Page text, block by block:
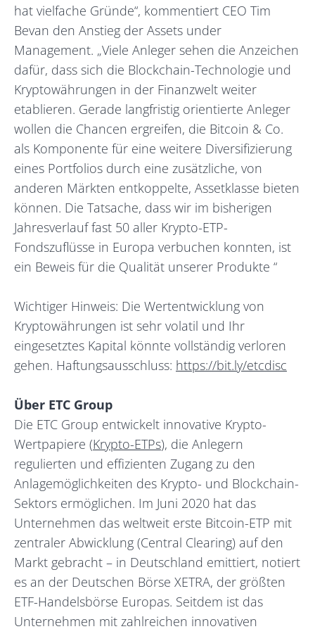
hat vielfache Gründe“, kommentiert CEO Tim
Bevan den Anstieg der Assets under
Management. „Viele Anleger sehen die Anzeichen
dafür, dass sich die Blockchain-Technologie und
Kryptowährungen in der Finanzwelt weiter
etablieren. Gerade langfristig orientierte Anleger
wollen die Chancen ergreifen, die Bitcoin & Co.
als Komponente für eine weitere Diversifizierung
eines Portfolios durch eine zusätzliche, von
anderen Märkten entkoppelte, Assetklasse bieten
können. Die Tatsache, dass wir im bisherigen
Jahresverlauf fast 50 aller Krypto-ETP-
Fondszuflüsse in Europa verbuchen konnten, ist
ein Beweis für die Qualität unserer Produkte “
Wichtiger Hinweis: Die Wertentwicklung von
Kryptowährungen ist sehr volatil und Ihr
eingesetztes Kapital könnte vollständig verloren
gehen. Haftungsausschluss: https://bit.ly/etcdisc
Über ETC Group
Die ETC Group entwickelt innovative Krypto-
Wertpapiere (Krypto-ETPs), die Anlegern
regulierten und effizienten Zugang zu den
Anlagemöglichkeiten des Krypto- und Blockchain-
Sektors ermöglichen. Im Juni 2020 hat das
Unternehmen das weltweit erste Bitcoin-ETP mit
zentraler Abwicklung (Central Clearing) auf den
Markt gebracht – in Deutschland emittiert, notiert
es an der Deutschen Börse XETRA, der größten
ETF-Handelsbörse Europas. Seitdem ist das
Unternehmen mit zahlreichen innovativen